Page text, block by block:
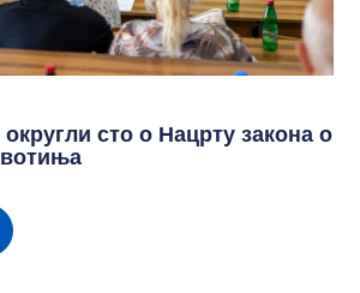
сто о Нацрту закона о